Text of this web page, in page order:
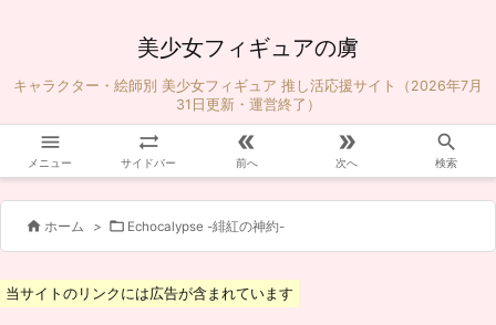
美少女フィギュアの虜
キャラクター・絵師別 美少女フィギュア 推し活応援サイト（2026年7月
31日更新・運営終了）

メニュー

サイドバー

前へ

次へ

検索
 ホーム >  Echocalypse -緋紅の神約-
当サイトのリンクには広告が含まれています